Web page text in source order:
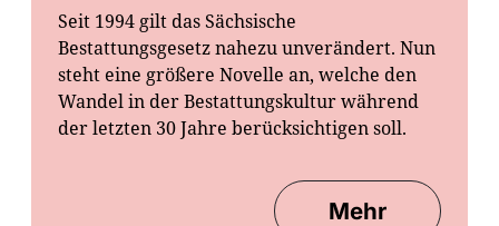
Seit 1994 gilt das Sächsische
Bestattungsgesetz nahezu unverändert. Nun
steht eine größere Novelle an, welche den
Wandel in der Bestattungskultur während
der letzten 30 Jahre berücksichtigen soll.
Mehr